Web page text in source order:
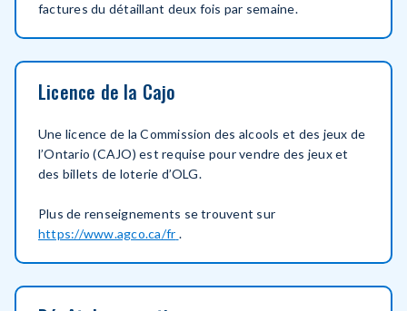
factures du détaillant deux fois par semaine.
Licence de la Cajo
Une licence de la Commission des alcools et des jeux de
l’Ontario (CAJO) est requise pour vendre des jeux et
des billets de loterie d’OLG.
Plus de renseignements se trouvent sur
https://www.agco.ca/fr
new
.